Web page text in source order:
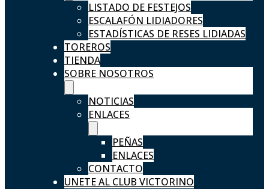
LISTADO DE FESTEJOS
ESCALAFÓN LIDIADORES
ESTADÍSTICAS DE RESES LIDIADAS
TOREROS
TIENDA
SOBRE NOSOTROS
NOTICIAS
ENLACES
PEÑAS
ENLACES
CONTACTO
UNETE AL CLUB VICTORINO